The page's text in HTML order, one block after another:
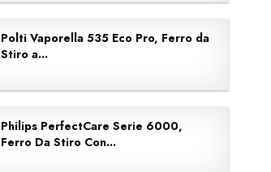
Polti Vaporella 535 Eco Pro, Ferro da
Stiro a...
Philips PerfectCare Serie 6000,
Ferro Da Stiro Con...